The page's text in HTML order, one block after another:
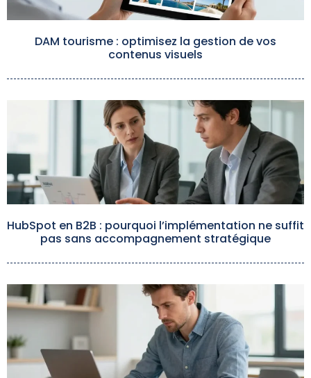
DAM tourisme : optimisez la gestion de vos
contenus visuels
HubSpot en B2B : pourquoi l’implémentation ne suffit
pas sans accompagnement stratégique